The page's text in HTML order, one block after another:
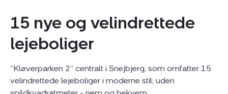
15 nye og velindrettede
lejeboliger
”Kløverparken 2” centralt i Snejbjerg, som omfatter 15
velindrettede lejeboliger i moderne stil; uden